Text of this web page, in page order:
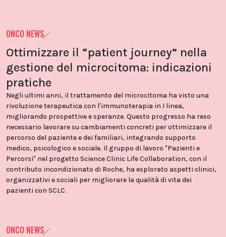
ONCO NEWS
Ottimizzare il “patient journey” nella
gestione del microcitoma: indicazioni
pratiche
Negli ultimi anni, il trattamento del microcitoma ha visto una
rivoluzione terapeutica con l'immunoterapia in I linea,
migliorando prospettive e speranze. Questo progresso ha reso
necessario lavorare su cambiamenti concreti per ottimizzare il
percorso del paziente e dei familiari, integrando supporto
medico, psicologico e sociale. Il gruppo di lavoro "Pazienti e
Percorsi" nel progetto Science Clinic Life Collaboration, con il
contributo incondizionato di Roche, ha esplorato aspetti clinici,
organizzativi e sociali per migliorare la qualità di vita dei
pazienti con SCLC.
ONCO NEWS